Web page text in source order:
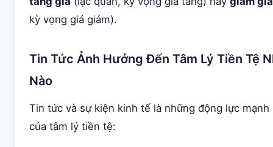
kỳ vọng giá giảm).
Tin Tức Ảnh Hưởng Đến Tâm Lý Tiền Tệ
Nào
Tin tức và sự kiện kinh tế là những động lực mạnh
của tâm lý tiền tệ: